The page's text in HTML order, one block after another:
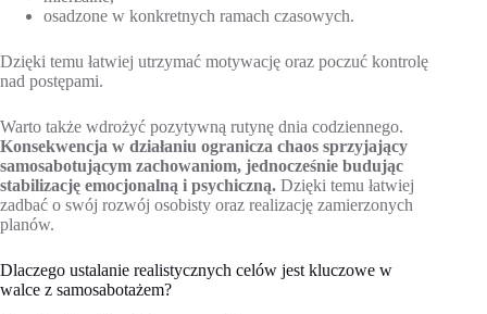
osadzone w konkretnych ramach czasowych.
Dzięki temu łatwiej utrzymać motywację oraz poczuć kontrolę
nad postępami.
Warto także wdrożyć pozytywną rutynę dnia codziennego.
Konsekwencja w działaniu ogranicza chaos sprzyjający
samosabotującym zachowaniom, jednocześnie budując
stabilizację emocjonalną i psychiczną. Dzięki temu łatwiej
zadbać o swój rozwój osobisty oraz realizację zamierzonych
planów.
Dlaczego ustalanie realistycznych celów jest kluczowe w
walce z samosabotażem?